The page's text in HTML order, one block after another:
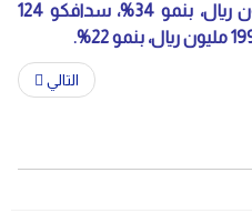
"الراجحي المالية" تحقيق 621 مليون ريال، بنمو 34%، سدافكو 124
التالي